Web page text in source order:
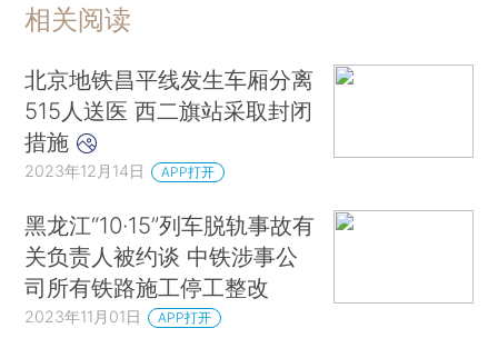
相关阅读
北京地铁昌平线发生车厢分离
515人送医 西二旗站采取封闭
措施
2023年12月14日 APP打开
黑龙江“10·15”列车脱轨事故有
关负责人被约谈 中铁涉事公
司所有铁路施工停工整改
2023年11月01日 APP打开